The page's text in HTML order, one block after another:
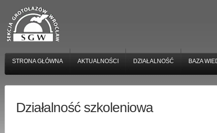
STRONA GŁÓWNA AKTUALNOŚCI DZIAŁALNOŚĆ BAZA
Działalność szkoleniowa